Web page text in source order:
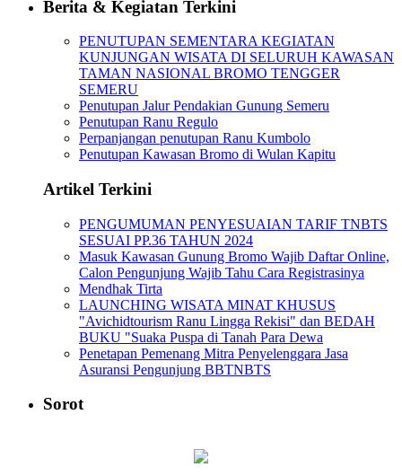
Berita & Kegiatan Terkini
PENUTUPAN SEMENTARA KEGIATAN
KUNJUNGAN WISATA DI SELURUH KAWASAN
TAMAN NASIONAL BROMO TENGGER
SEMERU
Penutupan Jalur Pendakian Gunung Semeru
Penutupan Ranu Regulo
Perpanjangan penutupan Ranu Kumbolo
Penutupan Kawasan Bromo di Wulan Kapitu
Artikel Terkini
PENGUMUMAN PENYESUAIAN TARIF TNBTS
SESUAI PP.36 TAHUN 2024
Masuk Kawasan Gunung Bromo Wajib Daftar Online,
Calon Pengunjung Wajib Tahu Cara Registrasinya
Mendhak Tirta
LAUNCHING WISATA MINAT KHUSUS
"Avichidtourism Ranu Lingga Rekisi" dan BEDAH
BUKU "Suaka Puspa di Tanah Para Dewa
Penetapan Pemenang Mitra Penyelenggara Jasa
Asuransi Pengunjung BBTNBTS
Sorot